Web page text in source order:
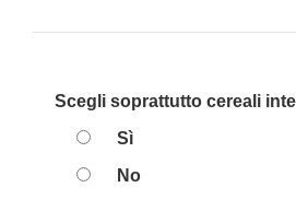
Scegli soprattutto cereali
Sì
No